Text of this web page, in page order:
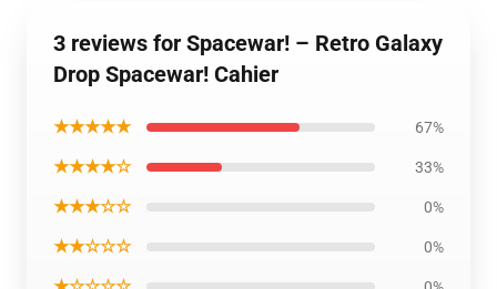
3 reviews for Spacewar! – Retro Galaxy
Drop Spacewar! Cahier
★★★★★ 67%
★★★★☆ 33%
★★★☆☆ 0%
★★☆☆☆ 0%